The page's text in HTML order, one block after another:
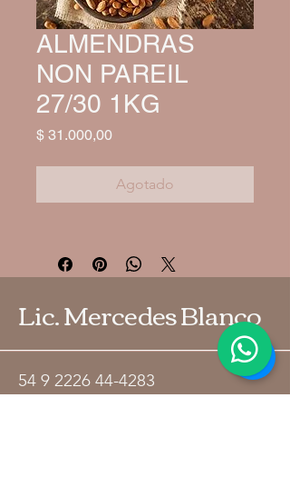
ALMENDRAS
NON PAREIL
27/30 1KG
$ 31.000,00Precio
Agotado
Lic. Mercedes Blanco
54 9 2226 44-4283